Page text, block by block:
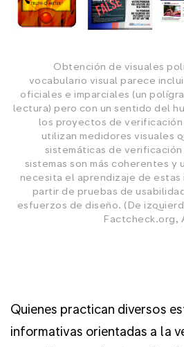
Obtención de visuales
vocabulario visual parece
oficiales e imparciales (un
lectura) pero con un sentido del
los proyectos de
utilizan medidores visuales
sistemáticas de
sistemas son más coherentes y
necesita el aprendizaje de
partir de pruebas de
esfuerzos de diseño. (De
Factcheck.org,
Quienes practican diversos
informativas orientadas a la